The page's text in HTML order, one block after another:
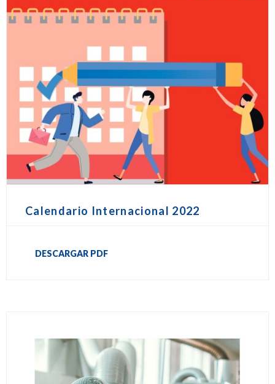
Calendario Internacional 2022
DESCARGAR PDF